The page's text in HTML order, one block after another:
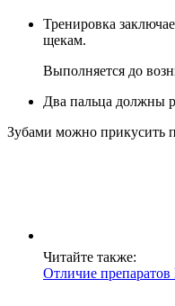
Тренировка
щекам.
Выполняется до
Два пальца должны
Зубами можно прикусить
Читайте также:
Отличие